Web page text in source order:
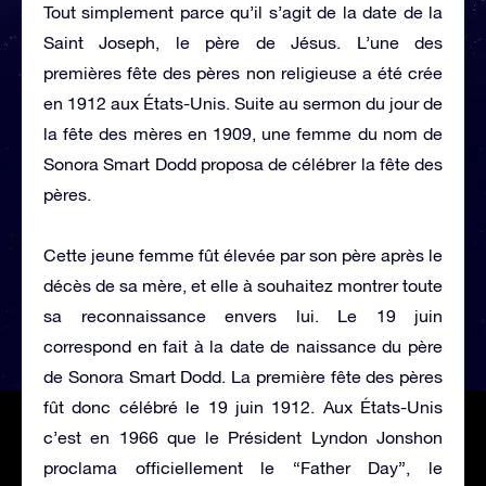
Tout simplement parce qu’il s’agit de la date de la
Saint Joseph, le père de Jésus. L’une des
premières fête des pères non religieuse a été crée
en 1912 aux États-Unis. Suite au sermon du jour de
la fête des mères en 1909, une femme du nom de
Sonora Smart Dodd proposa de célébrer la fête des
pères.
Cette jeune femme fût élevée par son père après le
décès de sa mère, et elle à souhaitez montrer toute
sa reconnaissance envers lui. Le 19 juin
correspond en fait à la date de naissance du père
de Sonora Smart Dodd. La première fête des pères
fût donc célébré le 19 juin 1912. Aux États-Unis
c’est en 1966 que le Président Lyndon Jonshon
proclama officiellement le “Father Day”, le